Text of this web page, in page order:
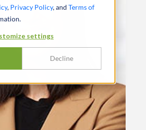
, Privacy Policy, and Terms of
settings
Decline